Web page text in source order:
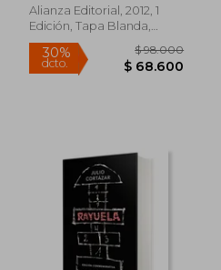
Alianza Editorial, 2012, 1
Edición, Tapa Blanda,
Nuevo